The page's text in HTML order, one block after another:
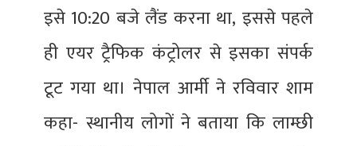
इसे 10:20 बजे लैंड करना था, इससे पहले
ही एयर ट्रैफिक कंट्रोलर से इसका संपर्क
टूट गया था। नेपाल आर्मी ने रविवार शाम
कहा- स्थानीय लोगों ने बताया कि लाम्छी